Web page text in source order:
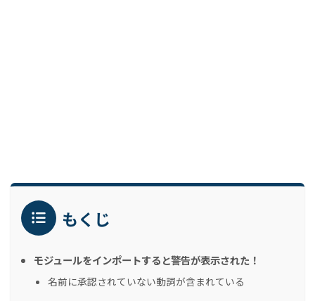
もくじ
モジュールをインポートすると警告が表示された！
名前に承認されていない動詞が含まれている